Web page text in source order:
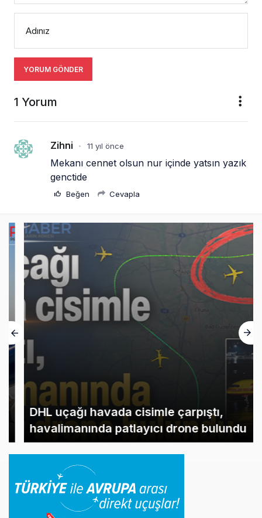
Adınız
YORUM GÖNDER
1 Yorum
Zihni • 11 yıl önce
Mekanı cennet olsun nur içinde yatsın yazık
genctide
Beğen Cevapla
DHL uçağı havada cisimle çarpıştı,
havalimanında patlayıcı drone bulundu